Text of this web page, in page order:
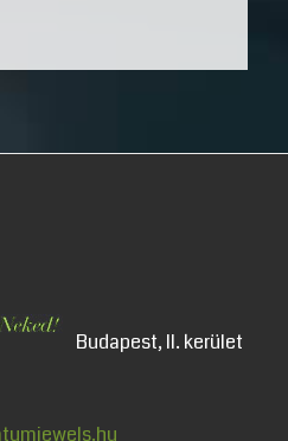
Budapest, II. kerület